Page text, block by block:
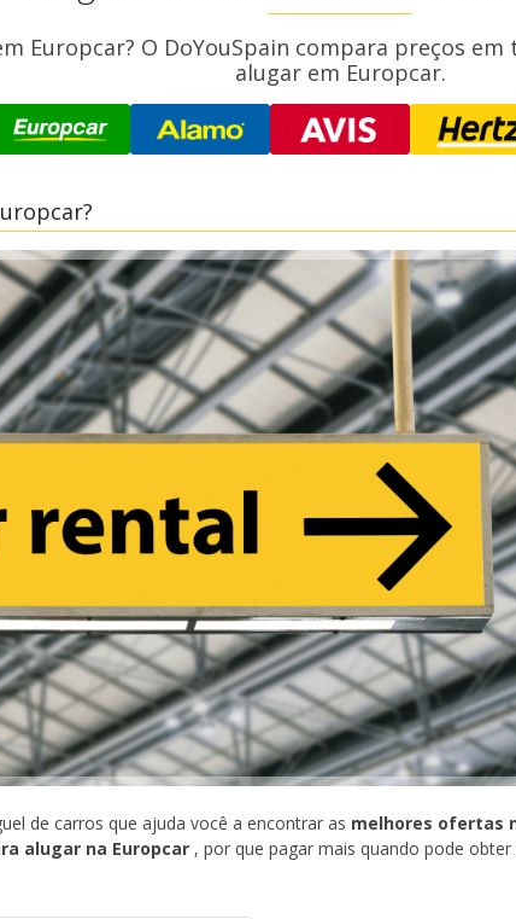
Europcar? O DoYouSpain compara preços
alugar em Europcar.
de carros que ajuda você a encontrar as melhores ofertas
alugar na Europcar , por que pagar mais quando pode obter